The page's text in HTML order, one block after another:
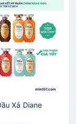
Xả Diane